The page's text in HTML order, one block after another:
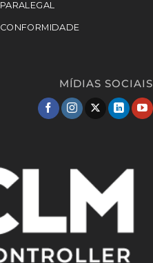
PARALEGAL
CONFORMIDADE
MÍDIAS SOCIAIS